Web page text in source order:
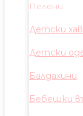
Пелени
Детски
Детски
Балдахини
Бебешки